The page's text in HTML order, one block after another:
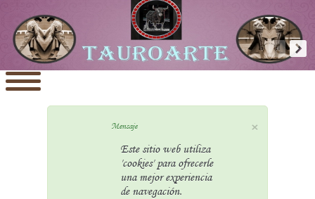
×
Mensaje
Este sitio web utiliza
'cookies' para ofrecerle
una mejor experiencia
de navegación.